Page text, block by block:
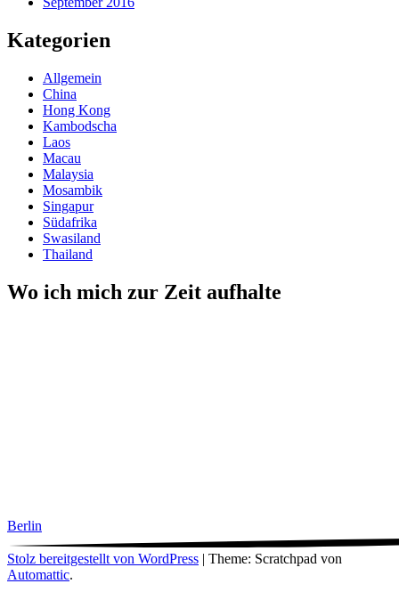
Kategorien
Allgemein
China
Hong Kong
Kambodscha
Laos
Macau
Malaysia
Mosambik
Singapur
Südafrika
Swasiland
Thailand
Wo ich mich zur Zeit aufhalte
Berlin
Stolz bereitgestellt von WordPress | Theme: Scratchpad von
Automattic.